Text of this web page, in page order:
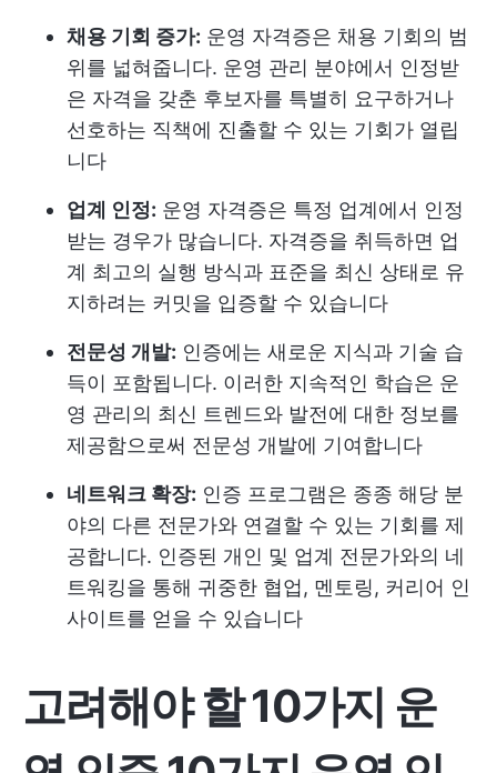
채용 기회 증가: 운영 자격증은 채용 기회의 범
위를 넓혀줍니다. 운영 관리 분야에서 인정받
은 자격을 갖춘 후보자를 특별히 요구하거나
선호하는 직책에 진출할 수 있는 기회가 열립
니다
업계 인정: 운영 자격증은 특정 업계에서 인정
받는 경우가 많습니다. 자격증을 취득하면 업
계 최고의 실행 방식과 표준을 최신 상태로 유
지하려는 커밋을 입증할 수 있습니다
전문성 개발: 인증에는 새로운 지식과 기술 습
득이 포함됩니다. 이러한 지속적인 학습은 운
영 관리의 최신 트렌드와 발전에 대한 정보를
제공함으로써 전문성 개발에 기여합니다
네트워크 확장: 인증 프로그램은 종종 해당 분
야의 다른 전문가와 연결할 수 있는 기회를 제
공합니다. 인증된 개인 및 업계 전문가와의 네
트워킹을 통해 귀중한 협업, 멘토링, 커리어 인
사이트를 얻을 수 있습니다
고려해야 할 10가지 운